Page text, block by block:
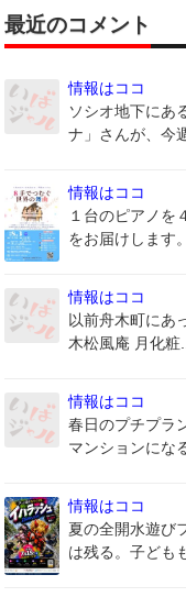
最近のコメント
情報はココ
ソシオ地下にあ
ナ」さんが、今
情報はココ
１台のピアノを
をお届けします
情報はココ
以前舟木町にあ
木松風庵 月化粧...
情報はココ
春日のプチプラ
マンションにな
情報はココ
夏の全開水遊び
は残る。子ども